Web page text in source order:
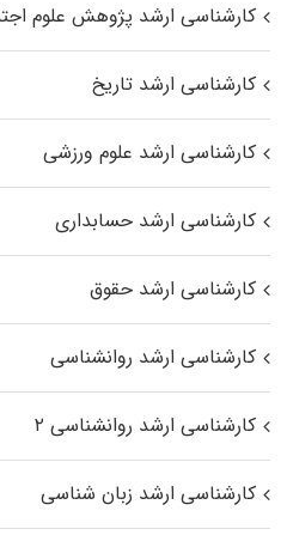
کارشناسی ارشد پژوهش علوم
کارشناسی ارشد تاریخ
کارشناسی ارشد علوم ورزشی
کارشناسی ارشد حسابداری
کارشناسی ارشد حقوق
کارشناسی ارشد روانشناسی
کارشناسی ارشد روانشناسی ۲
کارشناسی ارشد زبان شناسی